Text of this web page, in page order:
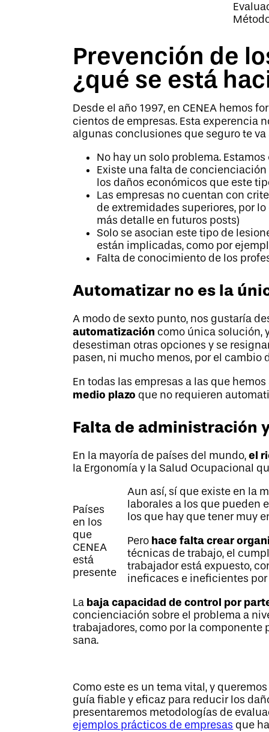
Prevención de
¿qué se está
Desde el año 1997, en CENEA hemos
cientos de empresas. Esta experencia
algunas conclusiones que seguro te va
No hay un solo problema.
Existe una falta de
los daños económicos que este
Las empresas no cuentan con
de extremidades superiores, por
más detalle en futuros posts)
Solo se asocian este tipo de
están implicadas, como por
Falta de conocimiento de los
Automatizar no es la
A modo de sexto punto, nos gustaría
automatización como única solución,
desestiman otras opciones y se
pasen, ni mucho menos, por el cambio
En todas las empresas a las que
medio plazo que no requieren
Falta de administración
En la mayoría de países del mundo,el
la Ergonomía y la Salud Ocupacional
Países
en los
que
CENEA
está
presente
Aun así, sí que existe en la
laborales a los que pueden
los que hay que tener muy
Pero hace faltacrear
técnicas de trabajo, el
trabajador está expuesto,
ineficaces e ineficientes
La baja capacidad de control por
concienciación sobre el problema a
trabajadores, como por la
sana.
Como este es un tema vital, y
guía fiable y eficaz para reducir los
presentaremos metodologías de
ejemplos prácticos de empresas que